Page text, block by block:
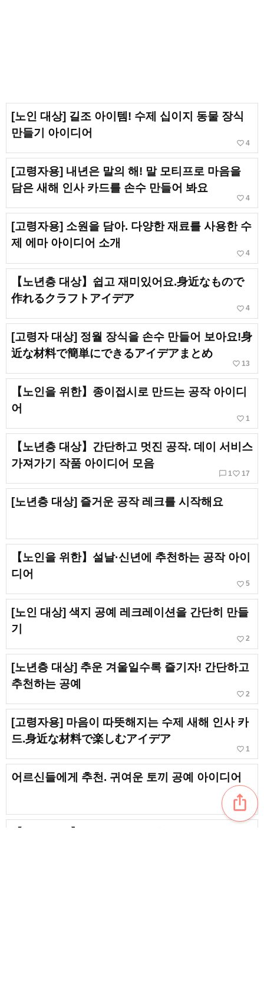
[노인 대상] 길조 아이템! 수제 십이지 동물 장식
만들기 아이디어
favorite_border 4
[고령자용] 내년은 말의 해! 말 모티프로 마음을
담은 새해 인사 카드를 손수 만들어 봐요
favorite_border 4
[고령자용] 소원을 담아. 다양한 재료를 사용한 수
제 에마 아이디어 소개
favorite_border 4
【노년층 대상】쉽고 재미있어요.身近なもので
作れるクラフトアイデア
favorite_border 4
[고령자 대상] 정월 장식을 손수 만들어 보아요!身
近な材料で簡単にできるアイデアまとめ
favorite_border 13
【노인을 위한】종이접시로 만드는 공작 아이디
어
favorite_border 1
【노년층 대상】간단하고 멋진 공작. 데이 서비스
가져가기 작품 아이디어 모음
chat_bubble_outline 1 favorite_border 17
[노년층 대상] 즐거운 공작 레크를 시작해요
【노인을 위한】설날·신년에 추천하는 공작 아이
디어
favorite_border 5
[노인 대상] 색지 공예 레크레이션을 간단히 만들
기
favorite_border 2
[노년층 대상] 추운 겨울일수록 즐기자! 간단하고
추천하는 공예
favorite_border 2
[고령자용] 마음이 따뜻해지는 수제 새해 인사 카
드.身近な材料で楽しむアイデア
favorite_border 1
어르신들에게 추천. 귀여운 토끼 공예 아이디어
ios_share